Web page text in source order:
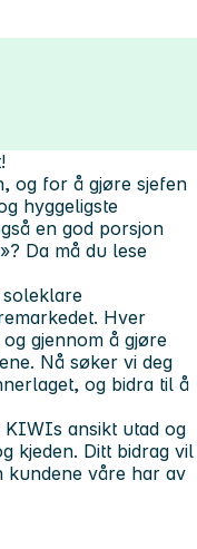
og for å gjøre sjefen
hyggeligste
en god porsjon
Da må du lese
Hver
gjennom å gjøre
Nå søker vi deg
og bidra til å
ansikt utad og
kjeden. Ditt bidrag vil
våre har av